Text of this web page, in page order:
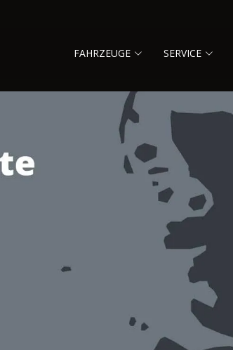
FAHRZEUGE SERVICE